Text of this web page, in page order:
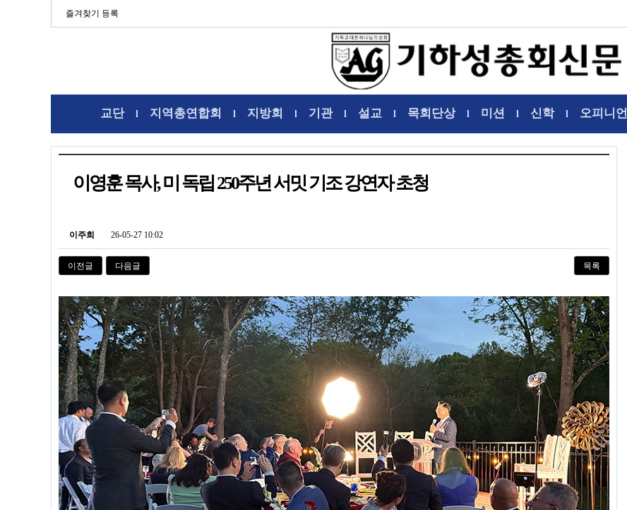
즐겨찾기 등록
교단l 지역총연합회 l 지방회 l 기관l 설교 l 목회단상l 미션 l 신학l 오피니언
이영훈 목사, 미 독립 250주년 서밋 기조 강연자 초청
이주희 26-05-27 10:02
이전글 다음글 목록